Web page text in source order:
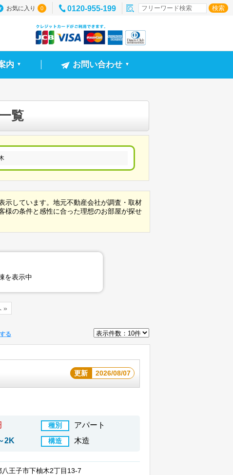
お気に入り 0 0120-955-199
内 ▼ お問い合わせ ▼
覧
示しています。地元不動産会社が調査・取材
様の条件と感性に合った理想のお部屋が探せ
を表示中
»
る
更新 2026/08/07
種別 アパート
2K 構造 木造
八王子市下柚木2丁目13-7